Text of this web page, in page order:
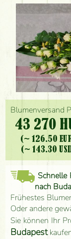
Blumenversand
43 270
(~ 126.50
(~ 143.30
Schnelle
nach
Frühestes
Oder andere
Sie können Ihr
Budapest